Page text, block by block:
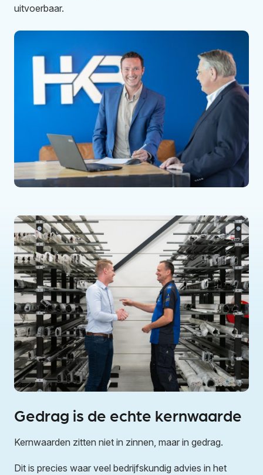
uitvoerbaar.
Gedrag is de echte kernwaarde
Kernwaarden zitten niet in zinnen, maar in gedrag.
Dit is precies waar veel bedrijfskundig advies in het